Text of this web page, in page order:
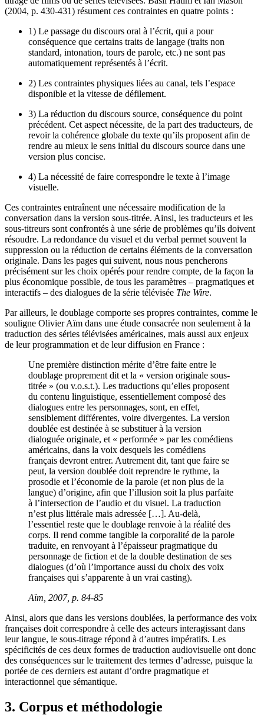
(2004, p. 430-431) résument ces contraintes en quatre points :
1) Le passage du discours oral à l’écrit, qui a pour
conséquence que certains traits de langage (traits non
standard, intonation, tours de parole, etc.) ne sont pas
automatiquement représentés à l’écrit.
2) Les contraintes physiques liées au canal, tels l’espace
disponible et la vitesse de défilement.
3) La réduction du discours source, conséquence du point
précédent. Cet aspect nécessite, de la part des traducteurs, de
revoir la cohérence globale du texte qu’ils proposent afin de
rendre au mieux le sens initial du discours source dans une
version plus concise.
4) La nécessité de faire correspondre le texte à l’image
visuelle.
Ces contraintes entraînent une nécessaire modification de la
conversation dans la version sous-titrée. Ainsi, les traducteurs et les
sous-titreurs sont confrontés à une série de problèmes qu’ils doivent
résoudre. La redondance du visuel et du verbal permet souvent la
suppression ou la réduction de certains éléments de la conversation
originale. Dans les pages qui suivent, nous nous pencherons
précisément sur les choix opérés pour rendre compte, de la façon la
plus économique possible, de tous les paramètres – pragmatiques et
interactifs – des dialogues de la série télévisée The Wire.
Par ailleurs, le doublage comporte ses propres contraintes, comme le
souligne Olivier Aïm dans une étude consacrée non seulement à la
traduction des séries télévisées américaines, mais aussi aux enjeux
de leur programmation et de leur diffusion en France :
Une première distinction mérite d’être faite entre le
doublage proprement dit et la « version originale sous-
titrée » (ou v.o.s.t.). Les traductions qu’elles proposent
du contenu linguistique, essentiellement composé des
dialogues entre les personnages, sont, en effet,
sensiblement différentes, voire divergentes. La version
doublée est destinée à se substituer à la version
dialoguée originale, et « performée » par les comédiens
américains, dans la voix desquels les comédiens
français devront entrer. Autrement dit, tant que faire se
peut, la version doublée doit reprendre le rythme, la
prosodie et l’économie de la parole (et non plus de la
langue) d’origine, afin que l’illusion soit la plus parfaite
à l’intersection de l’audio et du visuel. La traduction
n’est plus littérale mais adressée […]. Au-delà,
l’essentiel reste que le doublage renvoie à la réalité des
corps. Il rend comme tangible la corporalité de la parole
traduite, en renvoyant à l’épaisseur pragmatique du
personnage de fiction et de la double destination de ses
dialogues (d’où l’importance aussi du choix des voix
françaises qui s’apparente à un vrai casting).
Aïm, 2007, p. 84-85
Ainsi, alors que dans les versions doublées, la performance des voix
françaises doit correspondre à celle des acteurs interagissant dans
leur langue, le sous-titrage répond à d’autres impératifs. Les
spécificités de ces deux formes de traduction audiovisuelle ont donc
des conséquences sur le traitement des termes d’adresse, puisque la
portée de ces derniers est autant d’ordre pragmatique et
interactionnel que sémantique.
3. Corpus et méthodologie